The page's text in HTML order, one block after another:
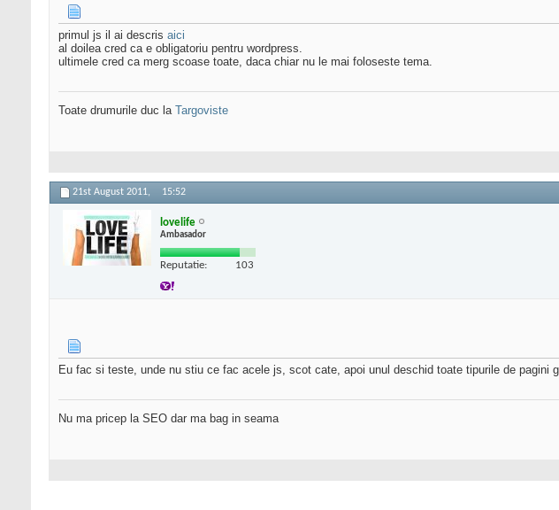
primul js il ai descris aici
al doilea cred ca e obligatoriu pentru wordpress.
ultimele cred ca merg scoase toate, daca chiar nu le mai foloseste tema.
Toate drumurile duc la Targoviste
21st August 2011, 15:52
lovelife
Ambasador
Reputatie: 103
Eu fac si teste, unde nu stiu ce fac acele js, scot cate, apoi unul deschid toate tipurile de pagini
Nu ma pricep la SEO dar ma bag in seama